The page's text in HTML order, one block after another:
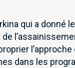
qui a donné
l’approche
dans les